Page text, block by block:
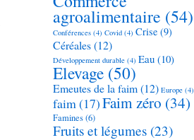
agroalimentaire (54)
Conférences (4) Covid (4) Crise (9)
Céréales(12)
Développement durable (4) Eau (10)
Elevage (50)
Emeutes de la faim(12) Europe (4)
faim(17)Faim zéro (34)
Famines(6)
Fruits et légumes (23)